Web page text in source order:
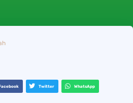
Twitter WhatsApp